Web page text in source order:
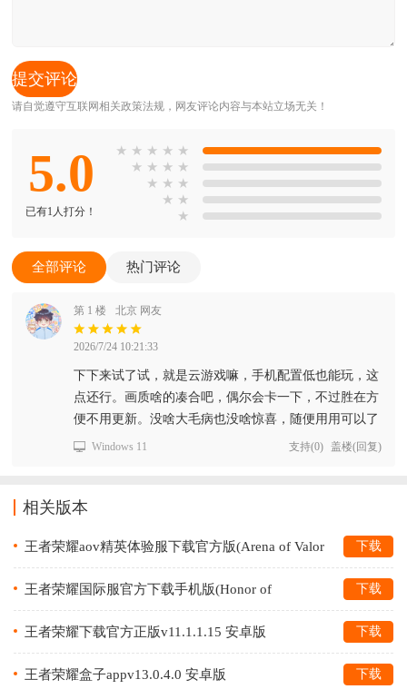
请自觉遵守互联网相关政策法规，网友评论内容与本站立场无关！
5.0
已有1人打分！
★ ★ ★ ★ ★
★ ★ ★ ★
★ ★ ★
★ ★
★
全部评论 热门评论
第 1 楼 北京 网友
2026/7/24 10:21:33
下下来试了试，就是云游戏嘛，手机配置低也能玩，这
点还行。画质啥的凑合吧，偶尔会卡一下，不过胜在方
便不用更新。没啥大毛病也没啥惊喜，随便用用可以了
Windows 11 支持(0) 盖楼(回复)
相关版本
王者荣耀aov精英体验服下载官方版(Arena of Valor
下载
王者荣耀国际服官方下载手机版(Honor of
下载
王者荣耀下载官方正版v11.1.1.15 安卓版 下载
王者荣耀盒子appv13.0.4.0 安卓版 下载